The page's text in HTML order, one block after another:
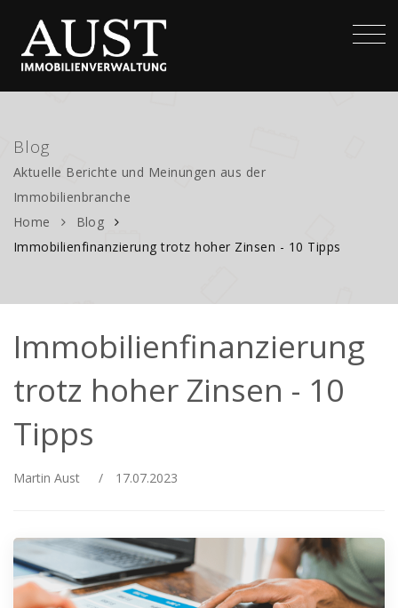
Blog
Aktuelle Berichte und Meinungen aus der
Immobilienbranche
Home
Blog
Immobilienfinanzierung trotz hoher Zinsen - 10 Tipps
Immobilienfinanzierung
trotz hoher Zinsen - 10
Tipps
Martin Aust / 17.07.2023